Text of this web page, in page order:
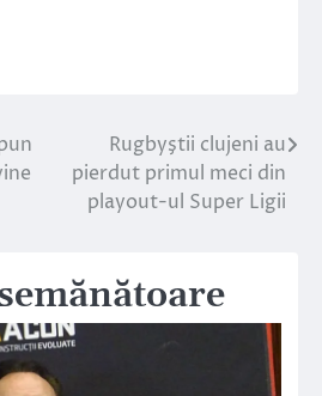
Rugbyştii clujeni au
pierdut primul meci din
playout-ul Super Ligii